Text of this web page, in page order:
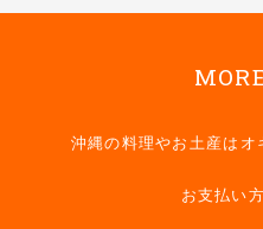
沖縄の料理やお土産は
お支払い